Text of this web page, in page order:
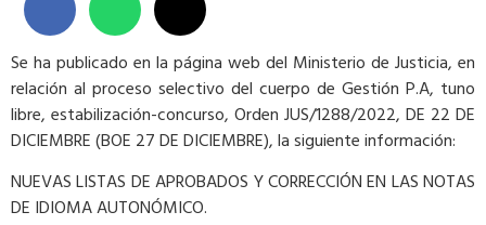
Se ha publicado en la página web del Ministerio de Justicia, en
relación al proceso selectivo del cuerpo de Gestión P.A, tuno
libre, estabilización-concurso, Orden JUS/1288/2022, DE 22 DE
DICIEMBRE (BOE 27 DE DICIEMBRE), la siguiente información:
NUEVAS LISTAS DE APROBADOS Y CORRECCIÓN EN LAS NOTAS
DE IDIOMA AUTONÓMICO.